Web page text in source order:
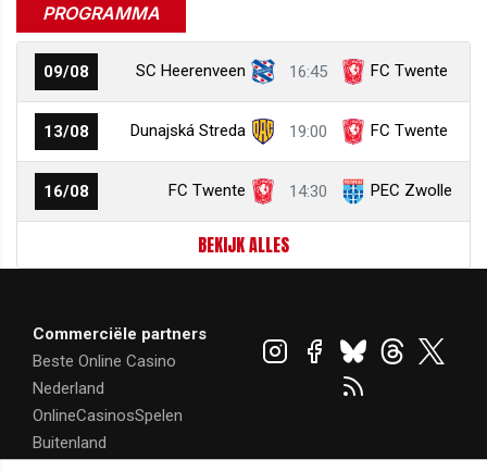
PROGRAMMA
09/08 SC Heerenveen 16:45 FC Twente
13/08 Dunajská Streda 19:00 FC Twente
16/08 FC Twente 14:30 PEC Zwolle
BEKIJK ALLES
Commerciële partners
Beste Online Casino
Nederland
OnlineCasinosSpelen
Buitenland